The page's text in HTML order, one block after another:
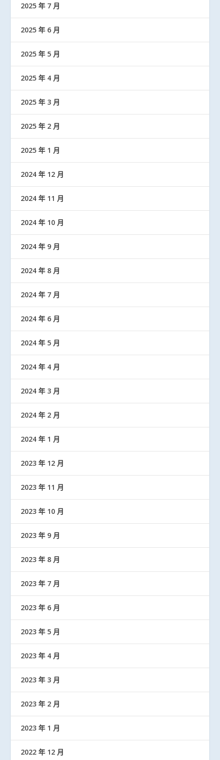
2025 年 7 月
2025 年 6 月
2025 年 5 月
2025 年 4 月
2025 年 3 月
2025 年 2 月
2025 年 1 月
2024 年 12 月
2024 年 11 月
2024 年 10 月
2024 年 9 月
2024 年 8 月
2024 年 7 月
2024 年 6 月
2024 年 5 月
2024 年 4 月
2024 年 3 月
2024 年 2 月
2024 年 1 月
2023 年 12 月
2023 年 11 月
2023 年 10 月
2023 年 9 月
2023 年 8 月
2023 年 7 月
2023 年 6 月
2023 年 5 月
2023 年 4 月
2023 年 3 月
2023 年 2 月
2023 年 1 月
2022 年 12 月